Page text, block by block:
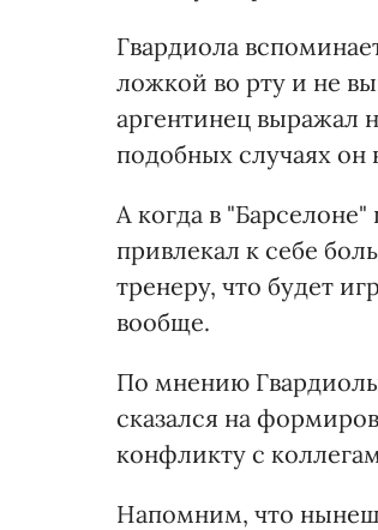
Гвардиола
ложкой во рту и не
аргентинец выражал
подобных случаях он
А когда в
привлекал к себе
тренеру, что будет
вообще.
По мнению
сказался на
конфликту с
Напомним, что